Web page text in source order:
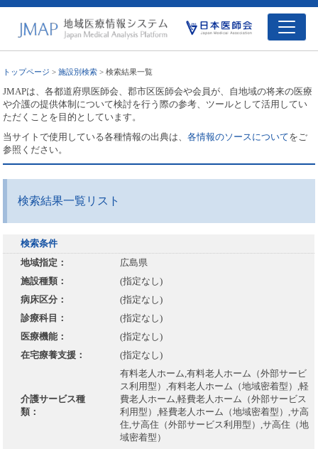
トップページ >施設別検索 > 検索結果一覧
JMAPは、各都道府県医師会、郡市区医師会や会員が、自地域の将来の医療
や介護の提供体制について検討を行う際の参考、ツールとして活用してい
ただくことを目的としています。
当サイトで使用している各種情報の出典は、各情報のソースについてをご
参照ください。
検索結果一覧リスト
検索条件
地域指定：
広島県
施設種類：
(指定なし)
病床区分：
(指定なし)
診療科目：
(指定なし)
医療機能：
(指定なし)
在宅療養支援：
(指定なし)
介護サービス種
類：
有料老人ホーム,有料老人ホーム（外部サービ
ス利用型）,有料老人ホーム（地域密着型）,軽
費老人ホーム,軽費老人ホーム（外部サービス
利用型）,軽費老人ホーム（地域密着型）,サ高
住,サ高住（外部サービス利用型）,サ高住（地
域密着型）